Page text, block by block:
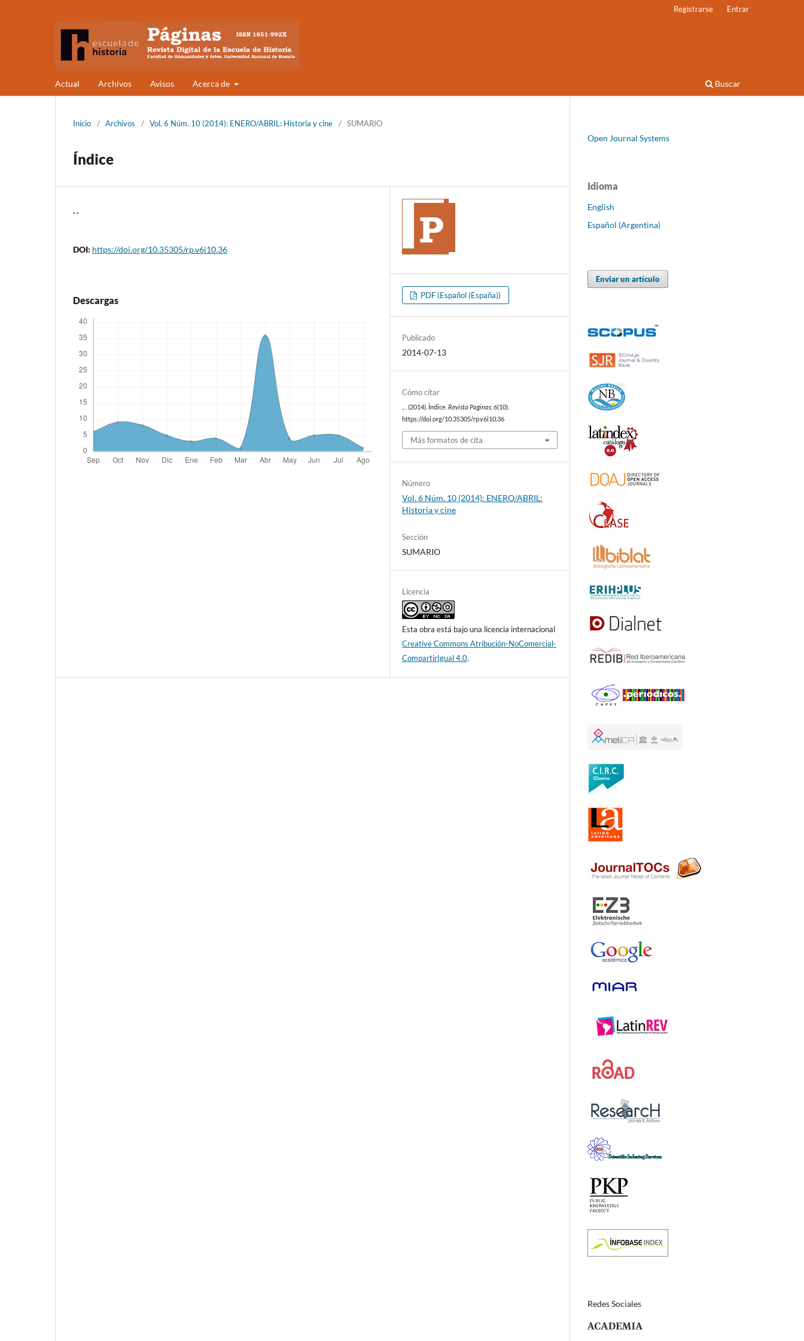
Actual Archivos Avisos Acerca de Buscar
Registrarse Entrar
Inicio / Archivos / Vol. 6 Núm. 10 (2014): ENERO/ABRIL: Historia y cine / SUMARIO
Índice
. .
DOI: https://doi.org/10.35305/rp.v6i10.36
Descargas PDF (Español (España))
Publicado
2014-07-13
Cómo citar
., . (2014). Índice.Revista Paginas ,6(10).
https://doi.org/10.35305/rp.v6i10.36
Más formatos de cita
Número
Vol. 6 Núm. 10 (2014): ENERO/ABRIL:
Historia y cine
Sección
SUMARIO
Licencia
Esta obra está bajo una licencia internacional
Creative Commons Atribución-NoComercial-
CompartirIgual 4.0.
Open Journal Systems
Idioma
English
Español (Argentina)
Enviar un artículo
Redes Sociales